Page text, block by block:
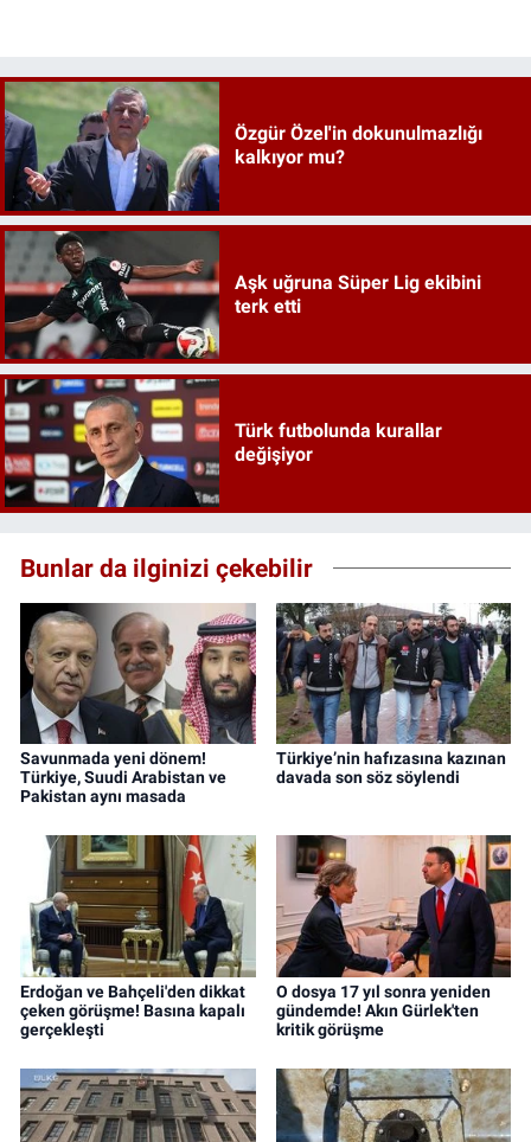
Özgür Özel'in dokunulmazlığı
kalkıyor mu?
Aşk uğruna Süper Lig ekibini
terk etti
Türk futbolunda kurallar
değişiyor
Bunlar da ilginizi çekebilir
Savunmada yeni dönem!
Türkiye, Suudi Arabistan ve
Pakistan aynı masada
Türkiye’nin hafızasına kazınan
davada son söz söylendi
Erdoğan ve Bahçeli'den dikkat
çeken görüşme! Basına kapalı
gerçekleşti
O dosya 17 yıl sonra yeniden
gündemde! Akın Gürlek'ten
kritik görüşme